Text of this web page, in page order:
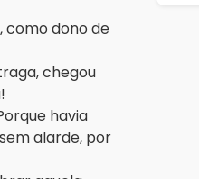
como dono de
chegou
havia
alarde, por